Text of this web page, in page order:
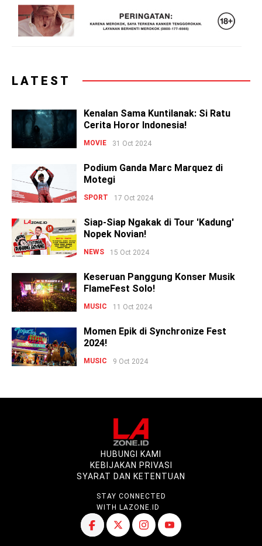
LATEST
Kenalan Sama Kuntilanak: Si Ratu
Cerita Horor Indonesia!
MOVIE 31 Oct 2024
Podium Ganda Marc Marquez di
Motegi
SPORT 17 Oct 2024
Siap-Siap Ngakak di Tour 'Kadung'
Nopek Novian!
NEWS 15 Oct 2024
Keseruan Panggung Konser Musik
FlameFest Solo!
MUSIC 11 Oct 2024
Momen Epik di Synchronize Fest
2024!
MUSIC 9 Oct 2024
HUBUNGI KAMI
KEBIJAKAN PRIVASI
SYARAT DAN KETENTUAN
STAY CONNECTED
WITH LAZONE.ID